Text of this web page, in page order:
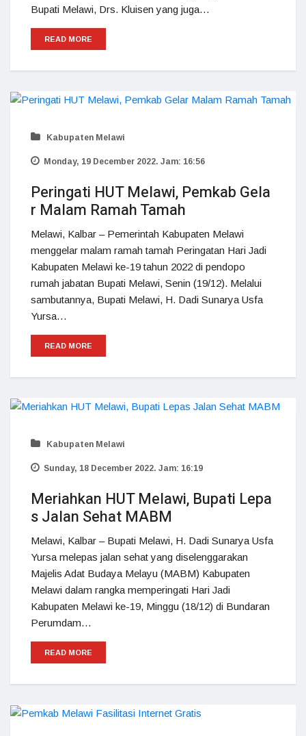
Bupati Melawi, Drs. Kluisen yang juga…
READ MORE
Kabupaten Melawi
Monday, 19 December 2022. Jam: 16:56
Peringati HUT Melawi, Pemkab Gela
r Malam Ramah Tamah
Melawi, Kalbar – Pemerintah Kabupaten Melawi
menggelar malam ramah tamah Peringatan Hari Jadi
Kabupaten Melawi ke-19 tahun 2022 di pendopo
rumah jabatan Bupati Melawi, Senin (19/12). Melalui
sambutannya, Bupati Melawi, H. Dadi Sunarya Usfa
Yursa…
READ MORE
Kabupaten Melawi
Sunday, 18 December 2022. Jam: 16:19
Meriahkan HUT Melawi, Bupati Lepa
s Jalan Sehat MABM
Melawi, Kalbar – Bupati Melawi, H. Dadi Sunarya Usfa
Yursa melepas jalan sehat yang diselenggarakan
Majelis Adat Budaya Melayu (MABM) Kabupaten
Melawi dalam rangka memperingati Hari Jadi
Kabupaten Melawi ke-19, Minggu (18/12) di Bundaran
Perumdam…
READ MORE